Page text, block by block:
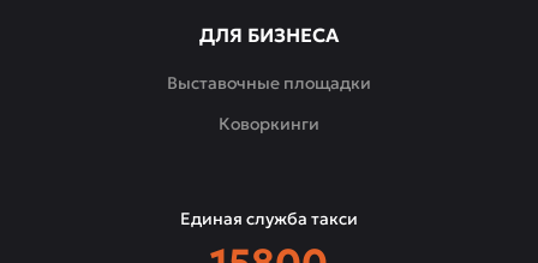
ДЛЯ БИЗНЕСА
Выставочные площадки
Коворкинги
Единая служба такси